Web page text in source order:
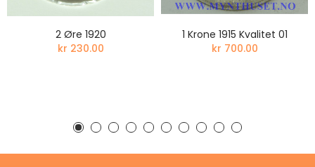
2 Øre 1920
kr 230.00
1 Krone 1915 Kvalitet 01
kr 700.00